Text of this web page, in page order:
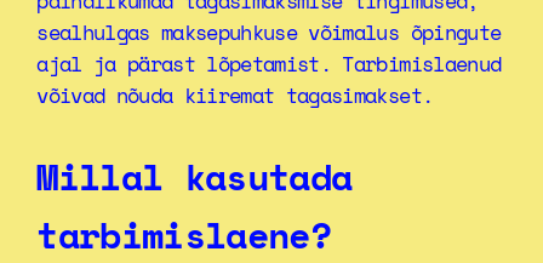
sealhulgas maksepuhkuse võimalus õpingute
ajal ja pärast lõpetamist. Tarbimislaenud
võivad nõuda kiiremat tagasimakset.
Millal kasutada
tarbimislaene?